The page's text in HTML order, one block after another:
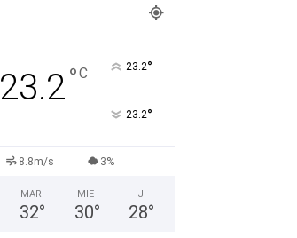
23.2°C 23.2°
23.2°
8.8m/s 3%
MAR
32°
MIE
30°
J
28°